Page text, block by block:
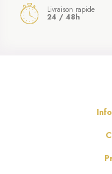
Livraison rapide
24 / 48h